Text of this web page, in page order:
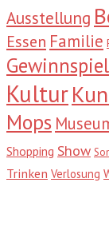
Ausstellung
Essen Familie
Gewinnspiel
Kultur
Mops
Shopping Show
Trinken Verlosung